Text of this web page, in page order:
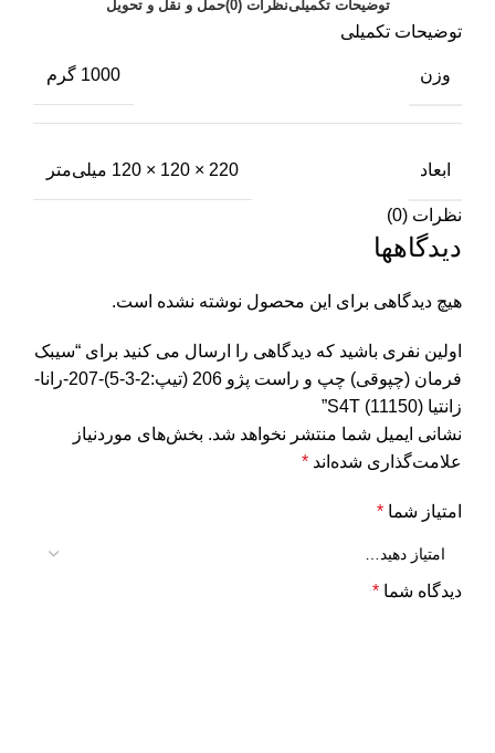
توضیحات تکمیلینظرات (0) حمل و نقل و تحویل
توضیحات تکمیلی
وزن 1000 گرم
ابعاد 220 × 120 × 120 میلی‌متر
نظرات (0)
دیدگاهها
هیچ دیدگاهی برای این محصول نوشته نشده است.
اولین نفری باشید که دیدگاهی را ارسال می کنید برای “سیبک
فرمان (چپوقی) چپ و راست پژو 206 (تیپ:2-3-5)-207-رانا-
زانتیا S4T (11150)”
نشانی ایمیل شما منتشر نخواهد شد. بخش‌های موردنیاز
علامت‌گذاری شده‌اند *
امتیاز شما *
دیدگاه شما *